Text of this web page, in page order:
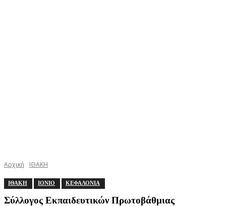
Αρχική ΙΘΑΚΗ
ΙΘΑΚΗ ΙΟΝΙΟ ΚΕΦΑΛΟΝΙΑ
Σύλλογος Εκπαιδευτικών Πρωτοβάθμιας